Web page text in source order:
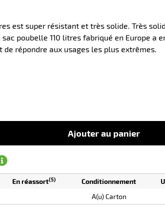
est super résistant et très solide. Très
poubelle 110 litres fabriqué en Europe a
répondre aux usages les plus extrêmes.
Ajouter au panier
En réassort(5) Conditionnement
A(u) Carton